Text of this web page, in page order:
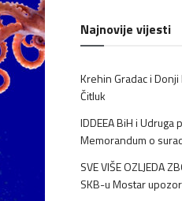
Najnovije vijesti
Krehin Gradac i
Čitluk
IDDEEA BiH i
Memorandum o
SVE VIŠE OZLJEDA
SKB-u Mostar